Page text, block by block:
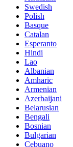
Swedish
Polish
Basque
Catalan
Esperanto
Hindi
Lao
Albanian
Amharic
Armenian
Azerbaijani
Belarusian
Bengali
Bosnian
Bulgarian
Cebuano